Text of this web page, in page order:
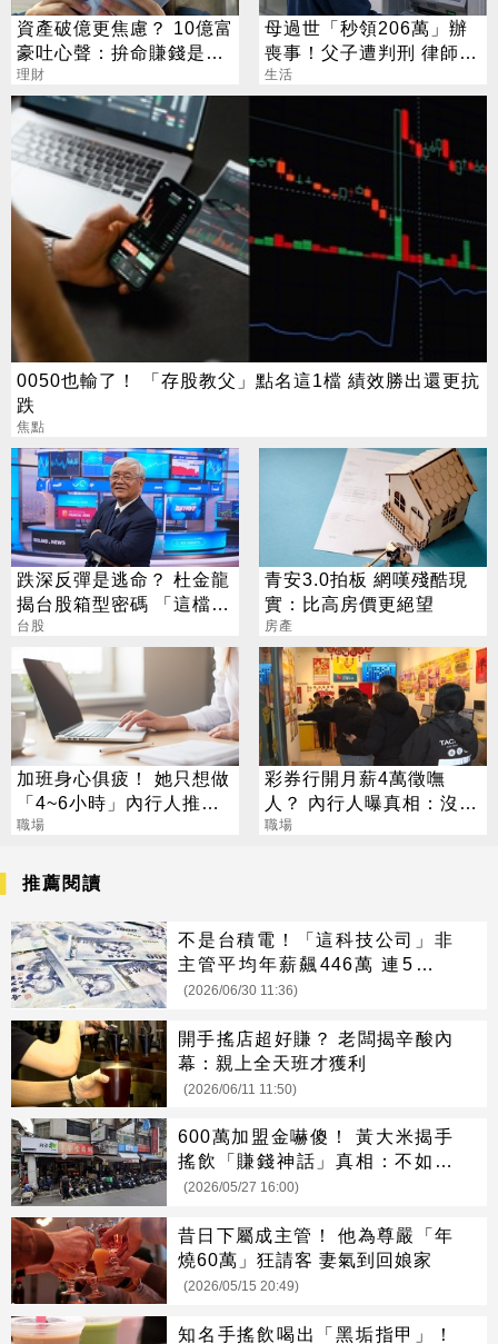
資產破億更焦慮？ 10億富
豪吐心聲：拚命賺錢是在
「超度自己」
理財
母過世「秒領206萬」辦
喪事！父子遭判刑 律師：
搶錢先下手是罪
生活
0050也輸了！ 「存股教父」點名這1檔 績效勝出還更抗
跌
焦點
跌深反彈是逃命？ 杜金龍
揭台股箱型密碼 「這檔」
手腳要快
台股
青安3.0拍板 網嘆殘酷現
實：比高房價更絕望
房產
加班身心俱疲！ 她只想做
「4~6小時」內行人推這
行：月收10萬
職場
彩券行開月薪4萬徵嘸
人？ 內行人曝真相：沒想
像中輕鬆
職場
推薦閱讀
不是台積電！「這科技公司」非
主管平均年薪飆446萬 連5年奪
冠
(2026/06/30 11:36)
開手搖店超好賺？ 老闆揭辛酸內
幕：親上全天班才獲利
(2026/06/11 11:50)
600萬加盟金嚇傻！ 黃大米揭手
搖飲「賺錢神話」真相：不如買
股
(2026/05/27 16:00)
昔日下屬成主管！ 他為尊嚴「年
燒60萬」狂請客 妻氣到回娘家
(2026/05/15 20:49)
知名手搖飲喝出「黑垢指甲」！